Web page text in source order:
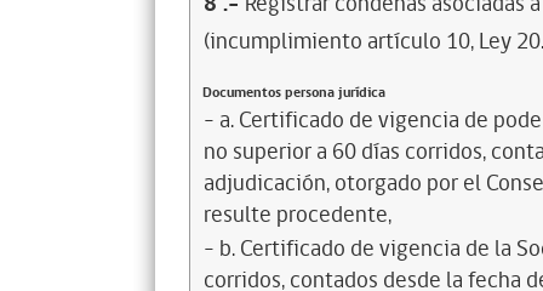
(incumplimiento artículo 10, Ley
Documentos persona jurídica
- a. Certificado de vigencia de
no superior a 60 días corridos,
adjudicación, otorgado por el
resulte procedente,
- b. Certificado de vigencia de la
corridos, contados desde la fecha